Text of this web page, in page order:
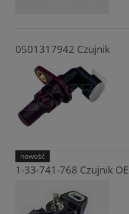
0501317942 Czujnik
1-33-741-768 Czujnik
nowość